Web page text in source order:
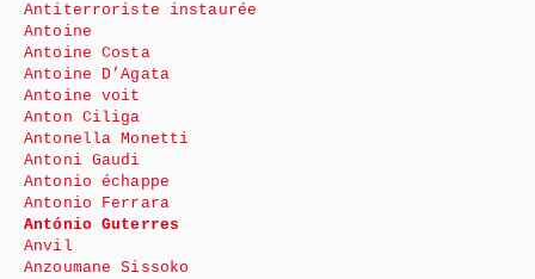
Antiterroriste instaurée
Antoine
Antoine Costa
Antoine D’Agata
Antoine voit
Anton Ciliga
Antonella Monetti
Antoni Gaudi
Antonio échappe
Antonio Ferrara
António Guterres
Anvil
Anzoumane Sissoko